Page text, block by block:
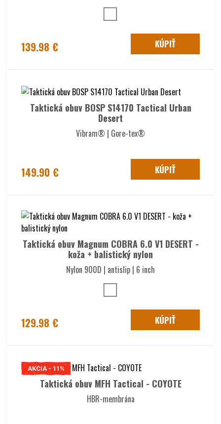
139.98 € KÚPIŤ
Taktická obuv BOSP S14170 Tactical Urban
Desert
Vibram® | Gore-tex®
149.90 € KÚPIŤ
Taktická obuv Magnum COBRA 6.0 V1 DESERT -
koža + balistický nylon
Nylon 900D | antislip | 6 inch
129.98 € KÚPIŤ
AKCIA - 11%
Taktická obuv MFH Tactical - COYOTE
HBR-membrána